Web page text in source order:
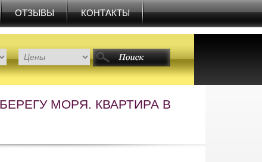
ОТЗЫВЫ КОНТАКТЫ
МОРЯ. КВАРТИРА В